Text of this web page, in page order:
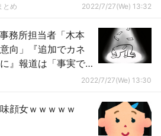
とめ 2022/7/27(We) 13:32
務所担当者「木本
向」『追加でカネ
』報道は「事実で
2022/7/27(We) 13:30
顔女ｗｗｗｗｗ